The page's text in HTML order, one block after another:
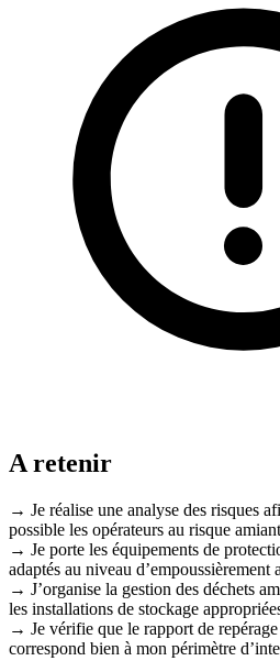
A retenir
→ Je réalise une analyse des risques
possible les opérateurs au risque
→ Je porte les équipements de
adaptés au niveau d’empoussièrement
→ J’organise la gestion des déchets
les installations de stockage
→ Je vérifie que le rapport de
correspond bien à mon périmètre